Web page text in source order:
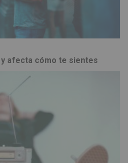
afecta cómo te sientes